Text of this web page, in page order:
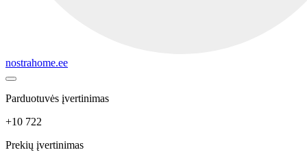
nostrahome.ee
Parduotuvės įvertinimas
+10 722
Prekių įvertinimas